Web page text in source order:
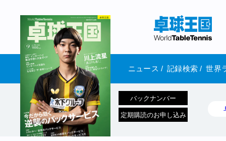
ニュース / 記録検索 / 世界
バックナンバー
定期購読のお申し込み